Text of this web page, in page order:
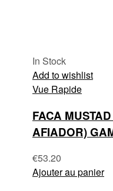
In Stock
Add to wishlist
Vue Rapide
FACA
AFIADOR)
€53.20
Ajouter au panier